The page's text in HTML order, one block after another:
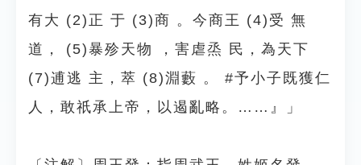
有大 (2)正 于 (3)商 。今商王 (4)受 無
道， (5)暴殄天物 ，害虐烝 民，為天下
(7)逋逃 主，萃 (8)淵藪 。 #予小子既獲仁
人，敢祇承上帝，以遏亂略。……』」